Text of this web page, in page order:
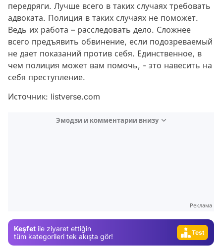
передряги. Лучше всего в таких случаях требовать
адвоката. Полиция в таких случаях не поможет.
Ведь их работа – расследовать дело. Сложнее
всего предъявить обвинение, если подозреваемый
не дает показаний против себя. Единственное, в
чем полиция может вам помочь, - это навесить на
себя преступление.
Источник: listverse.com
Эмодзи и комментарии внизу
Реклама
Keşfet ile ziyaret ettiğin
tüm kategorileri tek akışta gör!
Gündem